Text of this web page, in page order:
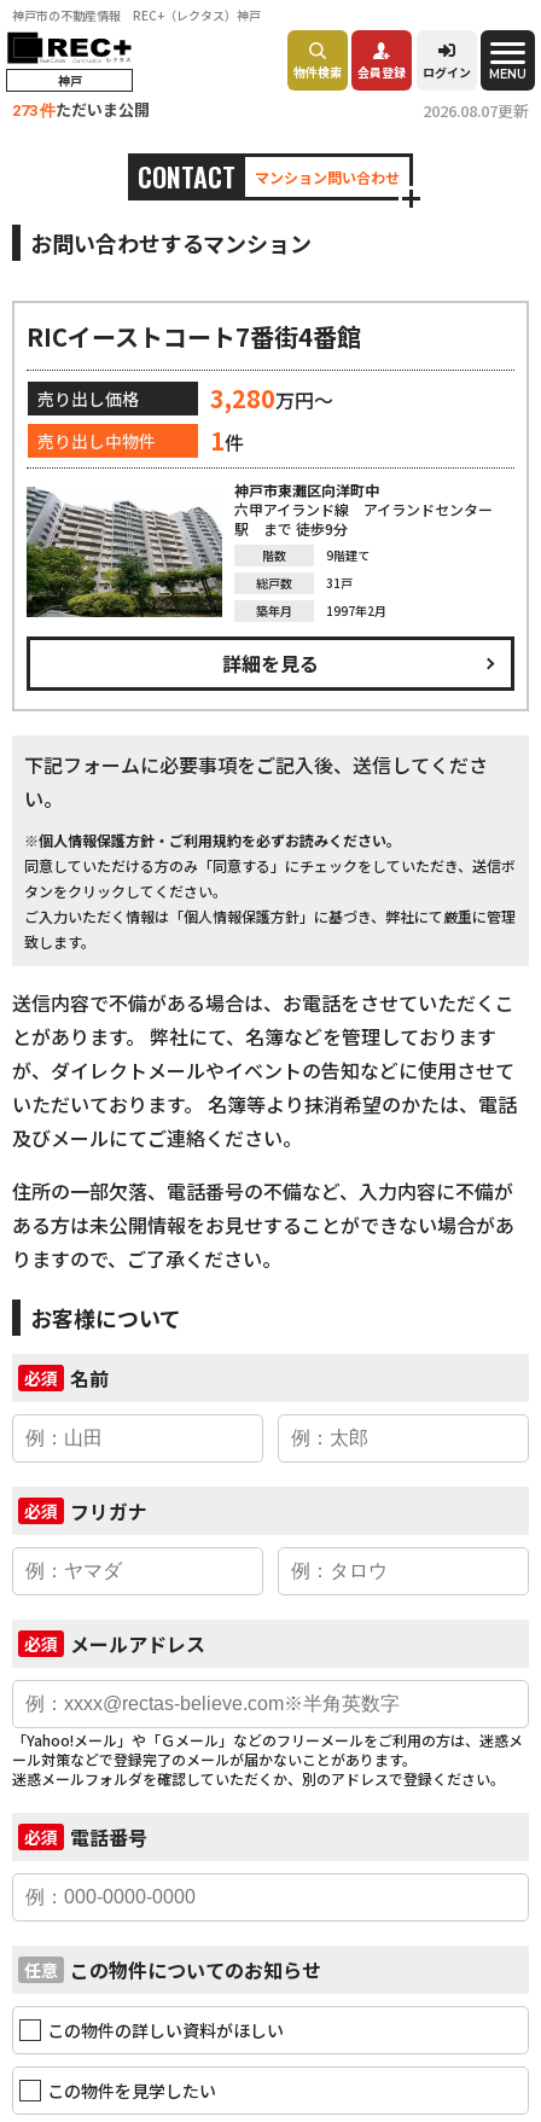
神戸市の不動産情報 REC+（レクタス）神戸
神戸 物件検索 会員登録 ログイン MENU
273 件ただいま公開 2026.08.07更新
CONTACT マンション問い合わせ
お問い合わせするマンション
RICイーストコート7番街4番館
売り出し価格 3,280万円～
売り出し中物件 1件
神戸市東灘区向洋町中
六甲アイランド線 アイランドセンター
駅 まで 徒歩9分
階数
9階建て
総戸数
31戸
築年月
1997年2月
詳細を見る
下記フォームに必要事項をご記入後、送信してくださ
い。
※個人情報保護方針・ご利用規約を必ずお読みください。
同意していただける方のみ「同意する」にチェックをしていただき、送信ボ
タンをクリックしてください。
ご入力いただく情報は「個人情報保護方針」に基づき、弊社にて厳重に管理
致します。
送信内容で不備がある場合は、お電話をさせていただくこ
とがあります。 弊社にて、名簿などを管理しております
が、ダイレクトメールやイベントの告知などに使用させて
いただいております。 名簿等より抹消希望のかたは、電話
及びメールにてご連絡ください。
住所の一部欠落、電話番号の不備など、入力内容に不備が
ある方は未公開情報をお見せすることができない場合があ
りますので、ご了承ください。
お客様について
必須 名前
必須 フリガナ
必須 メールアドレス
「Yahoo!メール」や「Ｇメール」などのフリーメールをご利用の方は、迷惑メ
ール対策などで登録完了のメールが届かないことがあります。
迷惑メールフォルダを確認していただくか、別のアドレスで登録ください。
必須 電話番号
任意 この物件についてのお知らせ
この物件の詳しい資料がほしい
この物件を見学したい